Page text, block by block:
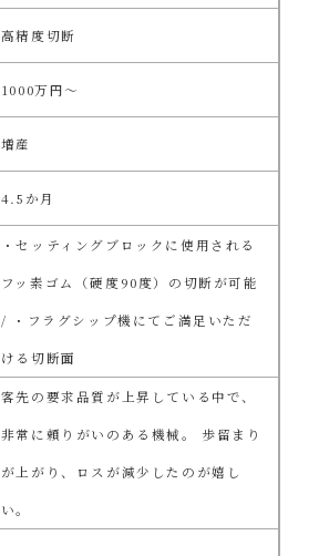
高精度切断
1000万円～
増産
4.5か月
・セッティングブロックに使用される
フッ素ゴム（硬度90度）の切断が可能
/ ・フラグシップ機にてご満足いただ
ける切断面
客先の要求品質が上昇している中で、
非常に頼りがいのある機械。 歩留まり
が上がり、ロスが減少したのが嬉し
い。